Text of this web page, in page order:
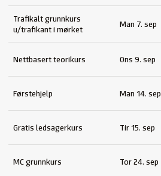
Trafikalt grunnkurs
u/trafikant i mørket
Man 7. sep
Nettbasert teorikurs Ons 9. sep
Førstehjelp Man 14. sep
Gratis ledsagerkurs Tir 15. sep
MC grunnkurs Tor 24. sep